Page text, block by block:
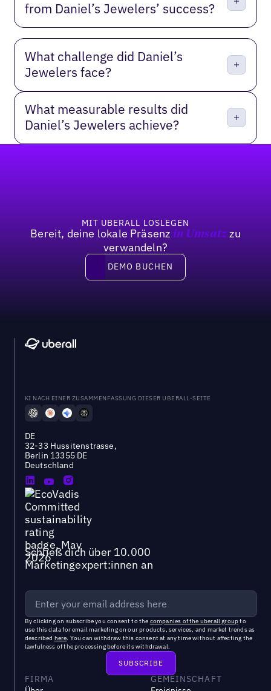
from Daniel’s Jewelers’ success?
What challenge did Daniel’s
Jewelers face?
What measurable results did
Daniel’s Jewelers achieve?
MIT UBERALL LOSLEGEN
Bereit, deine lokale Präsenz in Umsatzzu
verwandeln?
DEMO BUCHEN
DEMO BUCHEN
KI NACH EINER ZUSAMMENFASSUNG DIESER UBERALL-SEITE
DE
32-33 Hussitenstrasse,
Berlin 13355 DE
Deutschland
Schließ dich über 10.000
Marketingexpert:innen an
By clicking on subscribe you consent to the companies of the uberall groupto
use this data for email marketing on our products, services, and market trends as
described here. You can withdraw this consent at any time without affecting the
lawfulness of the processing before its withdrawal.
FIRMA
GEMEINSCHAFT